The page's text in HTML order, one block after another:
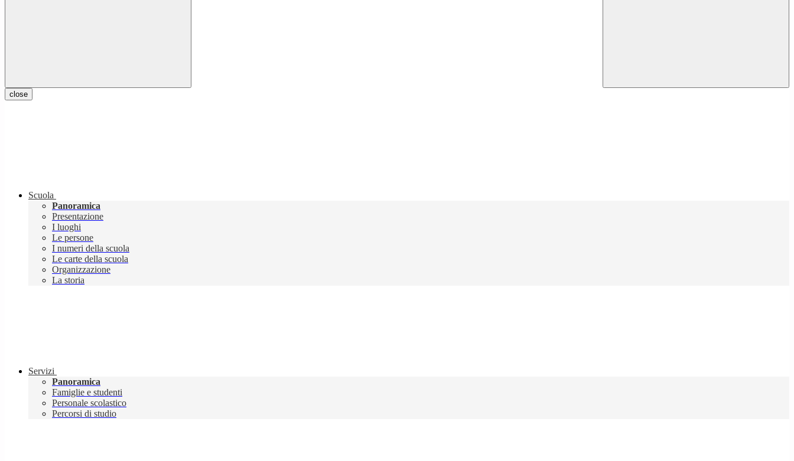
close
Scuola
Panoramica
Presentazione
I luoghi
Le persone
I numeri della scuola
Le carte della scuola
Organizzazione
La storia
Servizi
Panoramica
Famiglie e studenti
Personale scolastico
Percorsi di studio